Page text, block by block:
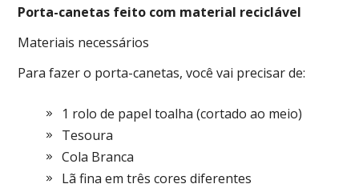
Porta-canetas feito com material reciclável
Materiais necessários
Para fazer o porta-canetas, você vai precisar de:
1 rolo de papel toalha (cortado ao meio)
Tesoura
Cola Branca
Lã fina em três cores diferentes